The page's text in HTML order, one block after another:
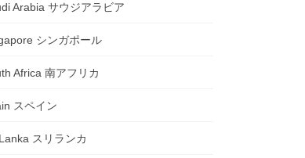
Arabia サウジアラビア
シンガポール
Africa 南アフリカ
スペイン
スリランカ